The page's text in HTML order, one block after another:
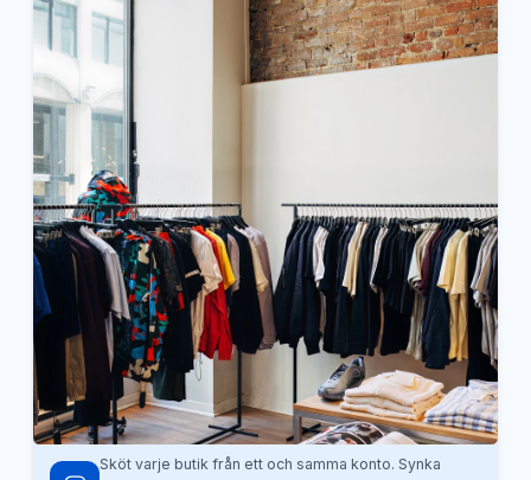
Sköt varje butik från ett och samma konto. Synka